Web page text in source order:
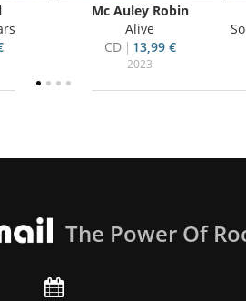
Mc Auley Robin
Alive
CD
13,99 €
2023
The Power Of